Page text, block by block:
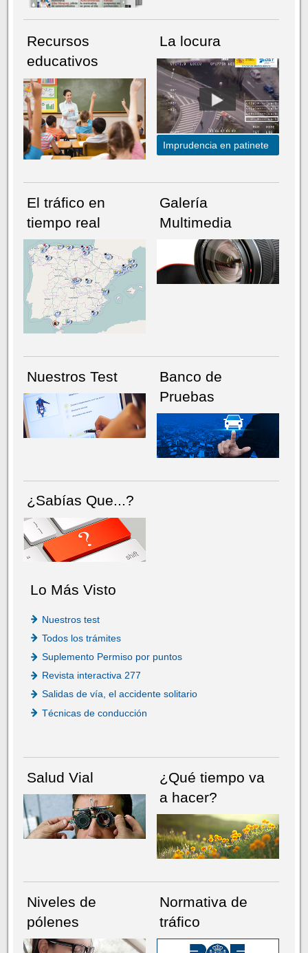
NÚMERO ACTUALHEMEROTECA
Recursos
educativos
La locura
Imprudencia en patinete
El tráfico en
tiempo real
Galería
Multimedia
Nuestros Test
Banco de
Pruebas
¿Sabías Que...?
Lo Más Visto
Nuestros test
Todos los trámites
Suplemento Permiso por puntos
Revista interactiva 277
Salidas de vía, el accidente solitario
Técnicas de conducción
Salud Vial
¿Qué tiempo va
a hacer?
Niveles de
pólenes
Normativa de
tráfico